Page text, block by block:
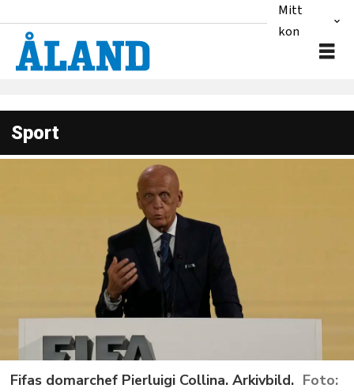
Mitt
konto
Sport
Fifas domarchef Pierluigi Collina. Arkivbild.